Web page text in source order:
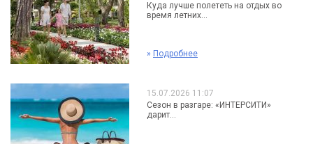
Куда лучше полететь на отдых во
время летних...
» Подробнее
15.07.2026 11:07
Сезон в разгаре: «ИНТЕРСИТИ»
дарит...